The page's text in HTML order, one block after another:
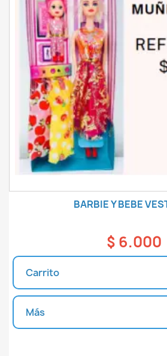
BARBIE Y BEBE
$ 6.000
Carrito
Más